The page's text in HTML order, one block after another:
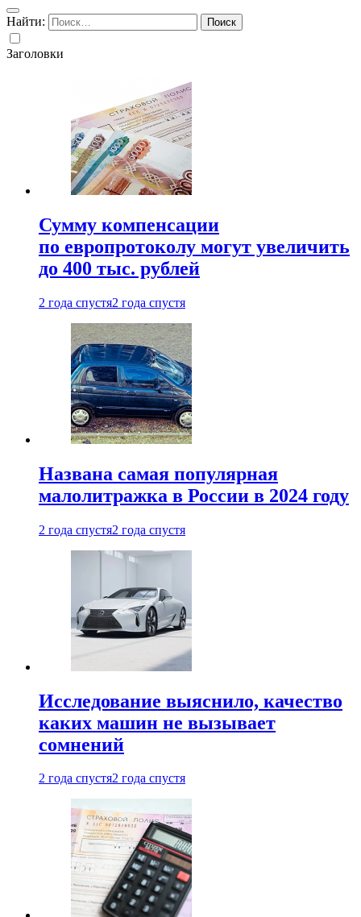
Найти:
Заголовки
Сумму компенсации
по европротоколу могут увеличить
до 400 тыс. рублей
2 года спустя2 года спустя
Названа самая популярная
малолитражка в России в 2024 году
2 года спустя2 года спустя
Исследование выяснило, качество
каких машин не вызывает
сомнений
2 года спустя2 года спустя